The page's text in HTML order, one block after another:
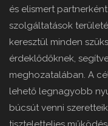
és elismert
szolgáltatások
keresztül minden
érdeklődőknek,
meghozatalában. A
lehető legnagyobb
búcsút venni